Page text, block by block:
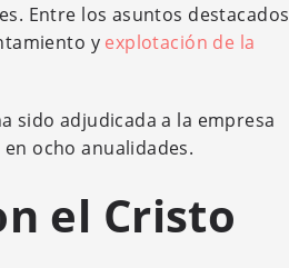
Entre los asuntos destacados
y explotación de la
sido adjudicada a la empresa
ocho anualidades.
el Cristo